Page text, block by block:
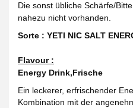
Die sonst übliche Schärfe/
nahezu nicht vorhanden.
Sorte : YETI NIC SALT
Flavour :
Energy Drink,Frische
Ein leckerer, erfrischender
Kombination mit der